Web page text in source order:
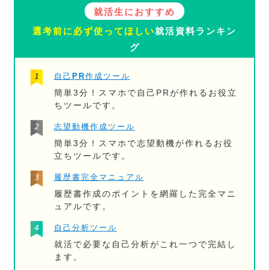
就活生におすすめ
選考前に必ず使ってほしい就活資料ランキン
グ
自己PR作成ツール
簡単3分！スマホで自己PRが作れるお役立
ちツールです。
志望動機作成ツール
簡単3分！スマホで志望動機が作れるお役
立ちツールです。
履歴書完全マニュアル
履歴書作成のポイントを網羅した完全マニ
ュアルです。
自己分析ツール
就活で必要な自己分析がこれ一つで完結し
ます。